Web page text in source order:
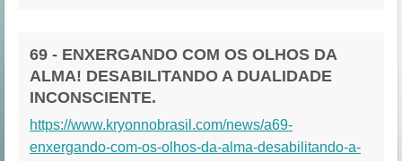
69 - ENXERGANDO COM OS OLHOS DA
ALMA! DESABILITANDO A DUALIDADE
INCONSCIENTE.
https://www.kryonnobrasil.com/news/a69-
enxergando-com-os-olhos-da-alma-desabilitando-a-